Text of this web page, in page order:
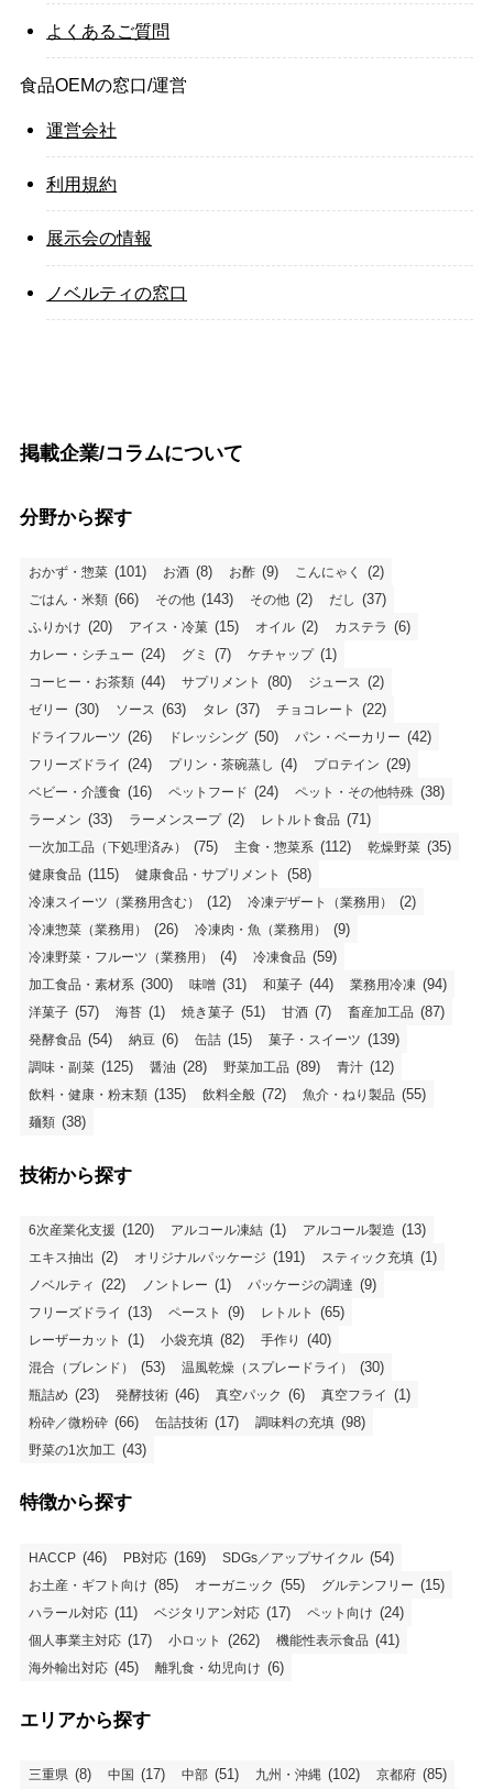
よくあるご質問
食品OEMの窓口/運営
運営会社
利用規約
展示会の情報
ノベルティの窓口
掲載企業/コラムについて
分野から探す
おかず・惣菜 (101) お酒 (8) お酢 (9) こんにゃく (2)
ごはん・米類 (66) その他 (143) その他 (2) だし (37)
ふりかけ (20) アイス・冷菓 (15) オイル (2) カステラ (6)
カレー・シチュー (24) グミ (7) ケチャップ (1)
コーヒー・お茶類 (44) サプリメント (80) ジュース (2)
ゼリー (30) ソース (63) タレ (37) チョコレート (22)
ドライフルーツ (26) ドレッシング (50) パン・ベーカリー (42)
フリーズドライ (24) プリン・茶碗蒸し (4) プロテイン (29)
ベビー・介護食 (16) ペットフード (24) ペット・その他特殊 (38)
ラーメン (33) ラーメンスープ (2) レトルト食品 (71)
一次加工品（下処理済み） (75) 主食・惣菜系 (112) 乾燥野菜 (35)
健康食品 (115) 健康食品・サプリメント (58)
冷凍スイーツ（業務用含む） (12) 冷凍デザート（業務用） (2)
冷凍惣菜（業務用） (26) 冷凍肉・魚（業務用） (9)
冷凍野菜・フルーツ（業務用） (4) 冷凍食品 (59)
加工食品・素材系 (300) 味噌 (31) 和菓子 (44) 業務用冷凍 (94)
洋菓子 (57) 海苔 (1) 焼き菓子 (51) 甘酒 (7) 畜産加工品 (87)
発酵食品 (54) 納豆 (6) 缶詰 (15) 菓子・スイーツ (139)
調味・副菜 (125) 醤油 (28) 野菜加工品 (89) 青汁 (12)
飲料・健康・粉末類 (135) 飲料全般 (72) 魚介・ねり製品 (55)
麺類 (38)
技術から探す
6次産業化支援 (120) アルコール凍結 (1) アルコール製造 (13)
エキス抽出 (2) オリジナルパッケージ (191) スティック充填 (1)
ノベルティ (22) ノントレー (1) パッケージの調達 (9)
フリーズドライ (13) ペースト (9) レトルト (65)
レーザーカット (1) 小袋充填 (82) 手作り (40)
混合（ブレンド） (53) 温風乾燥（スプレードライ） (30)
瓶詰め (23) 発酵技術 (46) 真空パック (6) 真空フライ (1)
粉砕／微粉砕 (66) 缶詰技術 (17) 調味料の充填 (98)
野菜の1次加工 (43)
特徴から探す
HACCP (46) PB対応 (169) SDGs／アップサイクル (54)
お土産・ギフト向け (85) オーガニック (55) グルテンフリー (15)
ハラール対応 (11) ベジタリアン対応 (17) ペット向け (24)
個人事業主対応 (17) 小ロット (262) 機能性表示食品 (41)
海外輸出対応 (45) 離乳食・幼児向け (6)
エリアから探す
三重県 (8) 中国 (17) 中部 (51) 九州・沖縄 (102) 京都府 (85)